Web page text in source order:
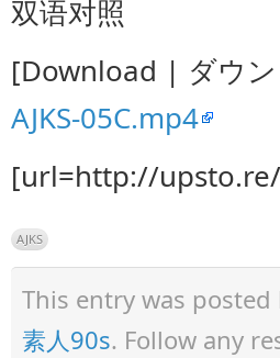
双语对照
[Download | ダウ
AJKS-05C.mp4
[url=http://upsto.re/
AJKS
This entry was posted
素人90s. Follow any